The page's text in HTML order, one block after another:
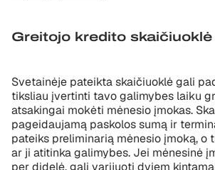
Greitojo kredito skaičiuoklė
Svetainėje pateikta skaičiuoklė gali
tiksliau įvertinti tavo galimybes laiku
atsakingai mokėti mėnesio įmokas.
pageidaujamą paskolos sumą ir
pateiks preliminarią mėnesio įmoką, o
ar ji atitinka galimybes. Jei mėnesinė
per didelė, gali varijuoti dviem